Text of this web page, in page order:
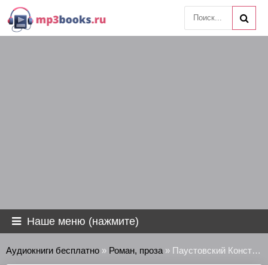
Наше меню (нажмите)
Аудиокниги бесплатно » Роман, проза » Паустовский Константин - Созвездие гончих псов